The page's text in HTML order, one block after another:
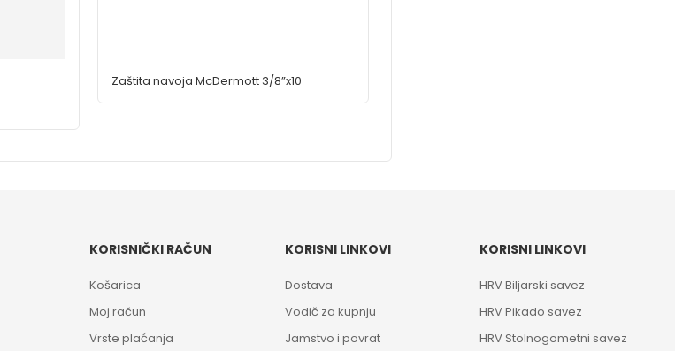
Zaštita navoja McDermott 3/8”x10
KORISNIČKI RAČUN
Košarica
Moj račun
Vrste plaćanja
KORISNI LINKOVI
Dostava
Vodič za kupnju
Jamstvo i povrat
KORISNI LINKOVI
HRV Biljarski savez
HRV Pikado savez
HRV Stolnogometni savez